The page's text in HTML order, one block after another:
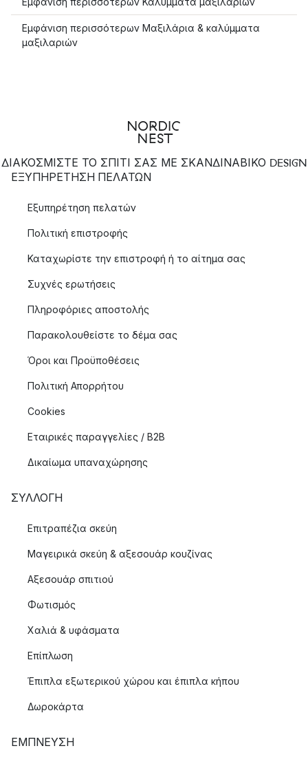
Εμφάνιση περισσότερων Μαξιλάρια & καλύμματα
μαξιλαριών
ΔΙΑΚΟΣΜΙΣΤΕ ΤΟ ΣΠΙΤΙ ΣΑΣ ΜΕ ΣΚΑΝΔΙΝΑΒΙΚΟ DESIGN
ΕΞΥΠΗΡΈΤΗΣΗ ΠΕΛΑΤΏΝ
Εξυπηρέτηση πελατών
Πολιτική επιστροφής
Καταχωρίστε την επιστροφή ή το αίτημα σας
Συχνές ερωτήσεις
Πληροφόριες αποστολής
Παρακολουθείστε το δέμα σας
Όροι και Προϋποθέσεις
Πολιτική Απορρήτου
Cookies
Εταιρικές παραγγελίες / B2B
Δικαίωμα υπαναχώρησης
ΣΥΛΛΟΓΉ
Επιτραπέζια σκεύη
Μαγειρικά σκεύη & αξεσουάρ κουζίνας
Αξεσουάρ σπιτιού
Φωτισμός
Χαλιά & υφάσματα
Επίπλωση
Έπιπλα εξωτερικού χώρου και έπιπλα κήπου
Δωροκάρτα
ΈΜΠΝΕΥΣΗ